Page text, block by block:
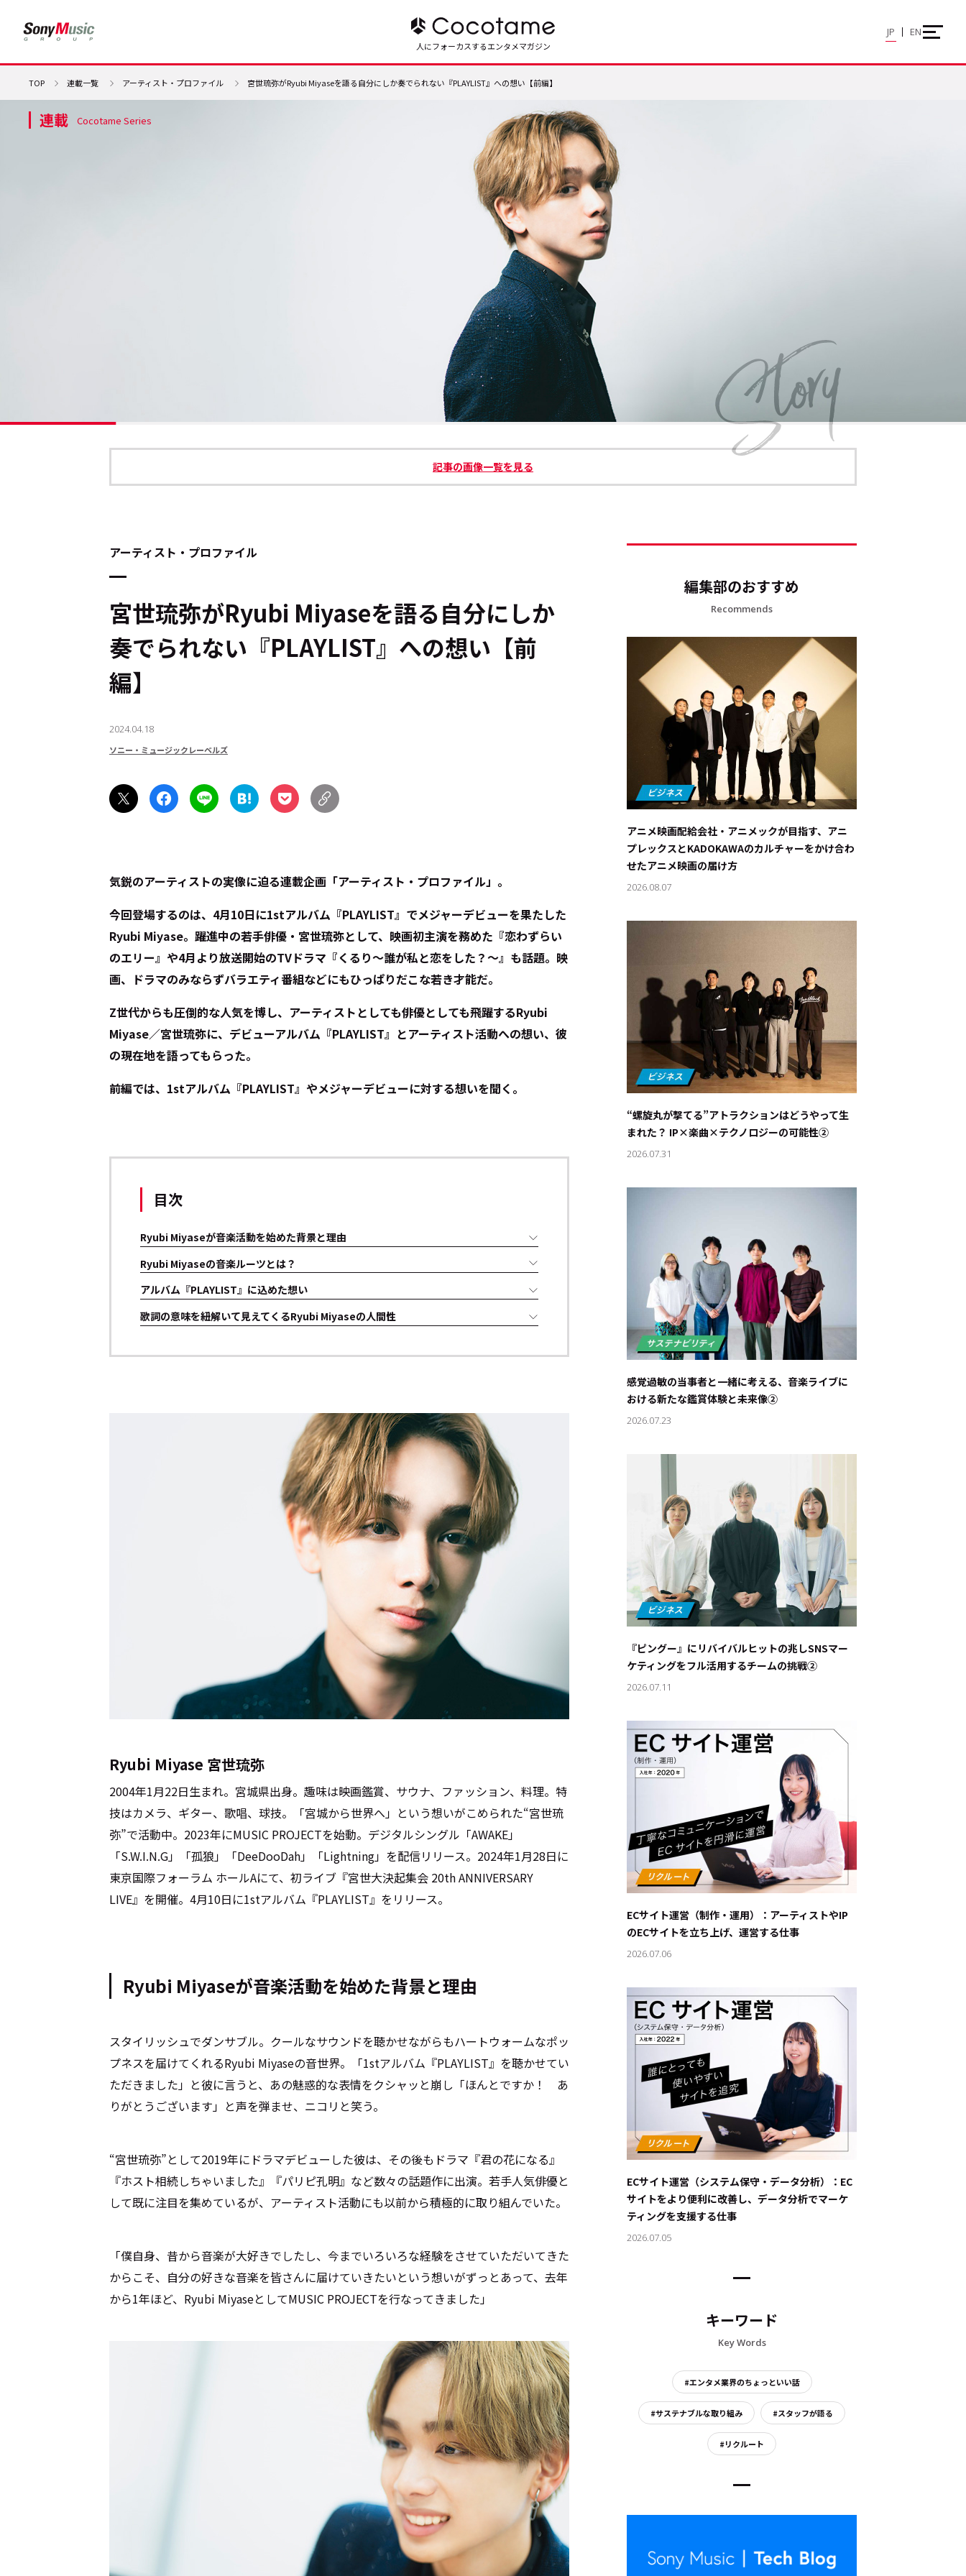
キーワード：
#エンタメ業界のちょっといい話
#サステナブルな取り組み #スタッフが語る
#リクルート
人にフォーカスするエンタメマガジン
JP EN
TOP 連載一覧 アーティスト・プロファイル 宮世琉弥がRyubi Miyaseを語る――自分にしか奏でられない『PLAYLIST』への想い【前編】
連載 Cocotame Series
記事の画像一覧を見る
アーティスト・プロファイル
宮世琉弥がRyubi Miyaseを語る――自分にしか
奏でられない『PLAYLIST』への想い【前
編】
2024.04.18
ソニー・ミュージックレーベルズ
気鋭のアーティストの実像に迫る連載企画「アーティスト・プロファイル」。
今回登場するのは、4月10日に1stアルバム『PLAYLIST』でメジャーデビューを果たした
Ryubi Miyase。躍進中の若手俳優・宮世琉弥として、映画初主演を務めた『恋わずらい
のエリー』や4月より放送開始のTVドラマ『くるり～誰が私と恋をした？～』も話題。映
画、ドラマのみならずバラエティ番組などにもひっぱりだこな若き才能だ。
Z世代からも圧倒的な人気を博し、アーティストとしても俳優としても飛躍するRyubi
Miyase／宮世琉弥に、デビューアルバム『PLAYLIST』とアーティスト活動への想い、彼
の現在地を語ってもらった。
前編では、1stアルバム『PLAYLIST』やメジャーデビューに対する想いを聞く。
目次
Ryubi Miyaseが音楽活動を始めた背景と理由
Ryubi Miyaseの音楽ルーツとは？
アルバム『PLAYLIST』に込めた想い
歌詞の意味を紐解いて見えてくるRyubi Miyaseの人間性
Ryubi Miyase 宮世琉弥
2004年1月22日生まれ。宮城県出身。趣味は映画鑑賞、サウナ、ファッション、料理。特
技はカメラ、ギター、歌唱、球技。「宮城から世界へ」という想いがこめられた“宮世琉
弥”で活動中。2023年にMUSIC PROJECTを始動。デジタルシングル「AWAKE」
「S.W.I.N.G」「孤狼」「DeeDooDah」「Lightning」を配信リリース。2024年1月28日に
東京国際フォーラム ホールAにて、初ライブ『宮世大決起集会 20th ANNIVERSARY
LIVE』を開催。4月10日に1stアルバム『PLAYLIST』をリリース。
Ryubi Miyaseが音楽活動を始めた背景と理由
スタイリッシュでダンサブル。クールなサウンドを聴かせながらもハートウォームなポッ
プネスを届けてくれるRyubi Miyaseの音世界。「1stアルバム『PLAYLIST』を聴かせてい
ただきました」と彼に言うと、あの魅惑的な表情をクシャッと崩し「ほんとですか！ あ
りがとうございます」と声を弾ませ、ニコリと笑う。
“宮世琉弥”として2019年にドラマデビューした彼は、その後もドラマ『君の花になる』
『ホスト相続しちゃいました』『パリピ孔明』など数々の話題作に出演。若手人気俳優と
して既に注目を集めているが、アーティスト活動にも以前から積極的に取り組んでいた。
「僕自身、昔から音楽が大好きでしたし、今までいろいろな経験をさせていただいてきた
からこそ、自分の好きな音楽を皆さんに届けていきたいという想いがずっとあって、去年
から1年ほど、Ryubi MiyaseとしてMUSIC PROJECTを行なってきました」
編集部のおすすめ
Recommends
アニメ映画配給会社・アニメックが目指す、アニ
プレックスとKADOKAWAのカルチャーをかけ合わ
せたアニメ映画の届け方
2026.08.07
“螺旋丸が撃てる”アトラクションはどうやって生
まれた？ IP×楽曲×テクノロジーの可能性②
2026.07.31
感覚過敏の当事者と一緒に考える、音楽ライブに
おける新たな鑑賞体験と未来像②
2026.07.23
『ピングー』にリバイバルヒットの兆し――SNSマー
ケティングをフル活用するチームの挑戦②
2026.07.11
ECサイト運営（制作・運用）：アーティストやIP
のECサイトを立ち上げ、運営する仕事
2026.07.06
ECサイト運営（システム保守・データ分析）：EC
サイトをより便利に改善し、データ分析でマーケ
ティングを支援する仕事
2026.07.05
キーワード
Key Words
#エンタメ業界のちょっといい話
#サステナブルな取り組み #スタッフが語る
#リクルート